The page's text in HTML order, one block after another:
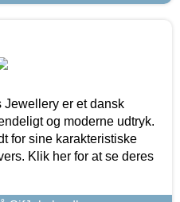
Jewellery er et dansk
og moderne udtryk.
for sine karakteristiske
Klik her for at se deres